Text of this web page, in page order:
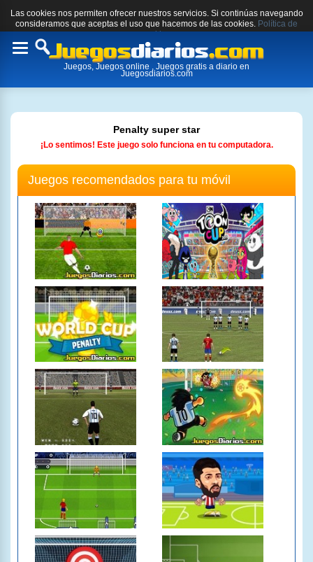
Las cookies nos permiten ofrecer nuestros servicios. Si continúas navegando
consideramos que aceptas el uso que hacemos de las cookies. Política de
cookies.
Toggle
Juegos, Juegos online , Juegos gratis a diario en
Juegosdiarios.com
Penalty super star
¡Lo sentimos! Este juego solo funciona en tu computadora.
Juegos recomendados para tu móvil